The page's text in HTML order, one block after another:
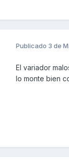
Publicado 3 de
El variador
lo monte bien